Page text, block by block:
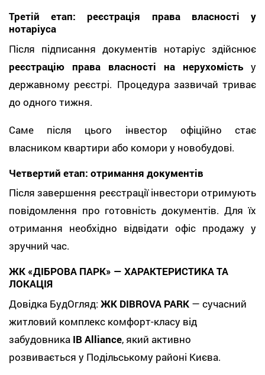
Третій етап: реєстрація права власності у
нотаріуса
Після підписання документів нотаріус здійснює
реєстрацію права власності на нерухомість у
державному реєстрі. Процедура зазвичай триває
до одного тижня.
Саме після цього інвестор офіційно стає
власником квартири або комори у новобудові.
Четвертий етап: отримання документів
Після завершення реєстрації інвестори отримують
повідомлення про готовність документів. Для їх
отримання необхідно відвідати офіс продажу у
зручний час.
ЖК «ДІБРОВА ПАРК» — ХАРАКТЕРИСТИКА ТА
ЛОКАЦІЯ
Довідка БудОгляд: ЖК DIBROVA PARK — сучасний
житловий комплекс комфорт-класу від
забудовника IB Alliance, який активно
розвивається у Подільському районі Києва.